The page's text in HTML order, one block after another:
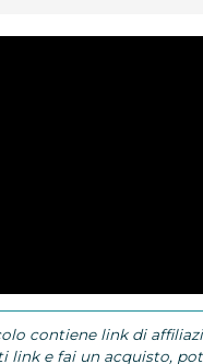
contiene link di
link e fai un acquisto,